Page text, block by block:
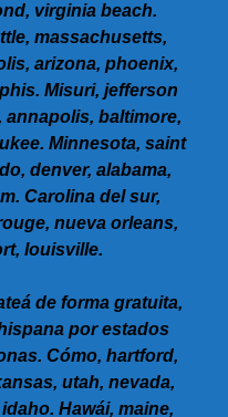
virginia beach.
massachusetts,
arizona, phoenix,
Misuri, jefferson
annapolis, baltimore,
Minnesota, saint
denver, alabama,
Carolina del sur,
nueva orleans,
louisville.
de forma gratuita,
por estados
Cómo, hartford,
utah, nevada,
Hawái, maine,